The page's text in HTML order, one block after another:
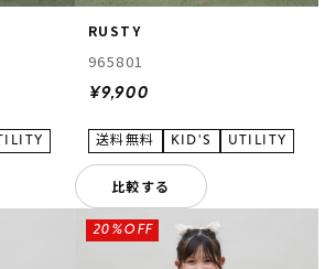
RUSTY
965801
¥9,900
比較する
20%OFF